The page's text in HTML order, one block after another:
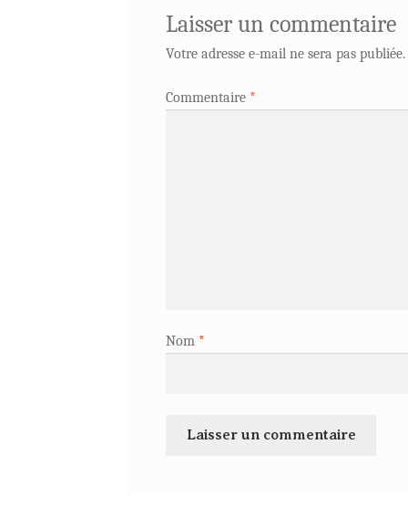
Laisser un commentaire
Votre adresse e-mail ne sera pas publiée.
Commentaire *
Nom *